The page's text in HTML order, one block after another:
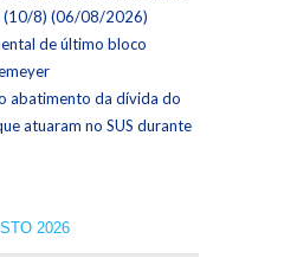
(10/8) (06/08/2026)
de último bloco
abatimento da dívida do
atuaram no SUS durante
2026